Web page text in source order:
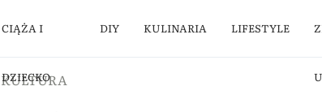
CIĄŻA I
DZIECKO
DIY KULINARIA LIFESTYLE
KULTURA